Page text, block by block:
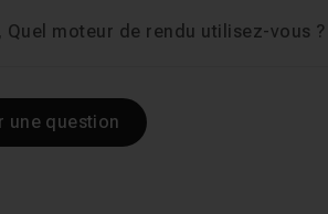
Quel moteur de rendu utilisez-vous
une question